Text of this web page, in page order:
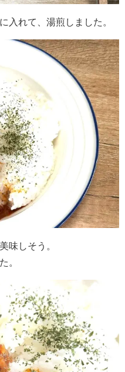
入れて、湯煎しました。
味しそう。
。